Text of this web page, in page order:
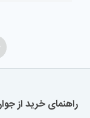
راهنمای خرید از